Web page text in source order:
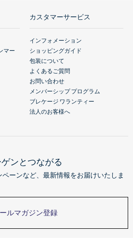
マー
カスタマーサービス
インフォメーション
ショッピングガイド
包装について
よくあるご質問
お問い合わせ
メンバーシップ プログラム
ブレケージ ワランティー
法人のお客様へ
ンとつながる
ーンなど、最新情報をお届けいたしま
ルマガジン登録